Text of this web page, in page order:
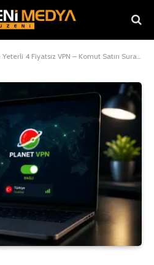
4 Fiyatsız VPN – Komut Satırı Suram Rehberi (2026)